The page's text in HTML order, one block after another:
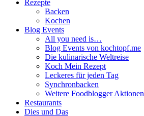
Rezepte
Backen
Kochen
Blog Events
All you need is…
Blog Events von kochtopf.me
Die kulinarische Weltreise
Koch Mein Rezept
Leckeres für jeden Tag
Synchronbacken
Weitere Foodblogger Aktionen
Restaurants
Dies und Das